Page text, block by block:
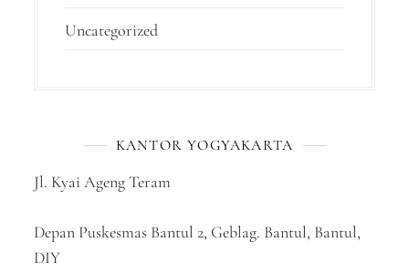
Uncategorized
KANTOR YOGYAKARTA
Jl. Kyai Ageng Teram
Depan Puskesmas Bantul 2, Geblag. Bantul, Bantul,
DIY